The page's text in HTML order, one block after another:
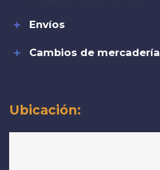
Envíos
Cambios de mercadería
Ubicación: